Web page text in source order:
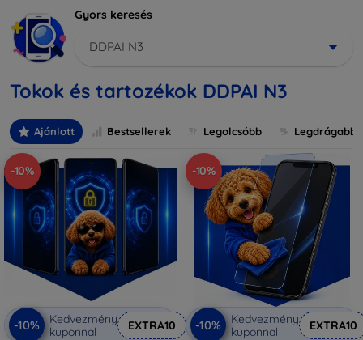
Gyors keresés
DDPAI N3
Tokok és tartozékok DDPAI N3
Ajánlott Bestsellerek Legolcsóbb Legdrágabb
-10%
-10%
Kedvezmény
kuponnal
EXTRA10
-10%
-10%
Kedvezmény
kuponnal
EXTRA10